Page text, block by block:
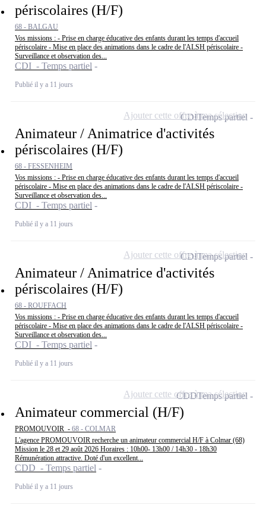
périscolaires (H/F)
68 - BALGAU
Vos missions : - Prise en charge éducative des enfants durant les temps d'accueil
périscolaire - Mise en place des animations dans le cadre de l'ALSH périscolaire -
Surveillance et observation des...
CDI - Temps partiel
Publié il y a 11 jours
Animateur / Animatrice d'activités
périscolaires (H/F)
68 - FESSENHEIM
Vos missions : - Prise en charge éducative des enfants durant les temps d'accueil
périscolaire - Mise en place des animations dans le cadre de l'ALSH périscolaire -
Surveillance et observation des...
CDI - Temps partiel
Publié il y a 11 jours
CDITemps partiel
Ajouter cette offre à ma sélection
Animateur / Animatrice d'activités
périscolaires (H/F)
68 - ROUFFACH
Vos missions : - Prise en charge éducative des enfants durant les temps d'accueil
périscolaire - Mise en place des animations dans le cadre de l'ALSH périscolaire -
Surveillance et observation des...
CDI - Temps partiel
Publié il y a 11 jours
CDITemps partiel
Ajouter cette offre à ma sélection
Animateur commercial (H/F)
PROMOUVOIR - 68 - COLMAR
L'agence PROMOUVOIR recherche un animateur commercial H/F à Colmar (68)
Mission le 28 et 29 août 2026 Horaires : 10h00- 13h00 / 14h30 - 18h30
Rémunération attractive. Doté d'un excellent...
CDD - Temps partiel
Publié il y a 11 jours
CDDTemps partiel
Ajouter cette offre à ma sélection